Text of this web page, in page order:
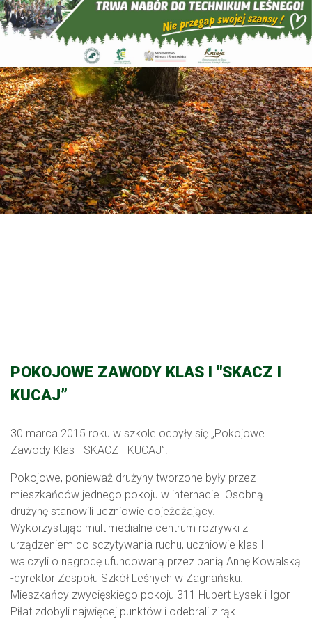
POKOJOWE ZAWODY KLAS I "SKACZ I
KUCAJ”
30 marca 2015 roku w szkole odbyły się „Pokojowe
Zawody Klas I SKACZ I KUCAJ”.
Pokojowe, ponieważ drużyny tworzone były przez
mieszkańców jednego pokoju w internacie. Osobną
drużynę stanowili uczniowie dojeżdżający.
Wykorzystując multimedialne centrum rozrywki z
urządzeniem do sczytywania ruchu, uczniowie klas I
walczyli o nagrodę ufundowaną przez panią Annę Kowalską
-dyrektor Zespołu Szkół Leśnych w Zagnańsku.
Mieszkańcy zwycięskiego pokoju 311 Hubert Łysek i Igor
Piłat zdobyli najwięcej punktów i odebrali z rąk